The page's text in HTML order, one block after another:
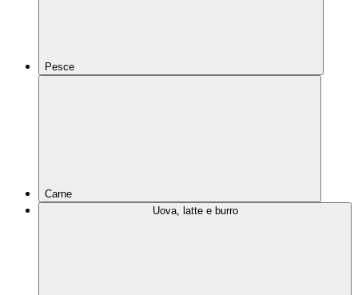
Pesce
Carne
Uova, latte e burro